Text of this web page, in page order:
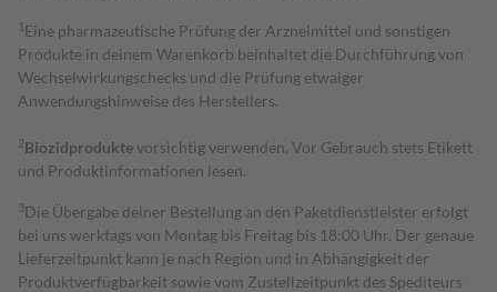
1 Eine pharmazeutische Prüfung der Arzneimittel und sonstigen
Produkte in deinem Warenkorb beinhaltet die Durchführung von
Wechselwirkungschecks und die Prüfung etwaiger
Anwendungshinweise des Herstellers.
2Biozidproduktevorsichtig verwenden. Vor Gebrauch stets Etikett
und Produktinformationen lesen.
3Die Übergabe deiner Bestellung an den Paketdienstleister erfolgt
bei uns werktags von Montag bis Freitag bis 18:00 Uhr. Der genaue
Lieferzeitpunkt kann je nach Region und in Abhängigkeit der
Produktverfügbarkeit sowie vom Zustellzeitpunkt des Spediteurs